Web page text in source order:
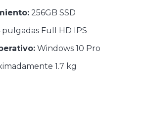
256GB SSD
pulgadas Full HD IPS
Windows 10 Pro
1.7 kg